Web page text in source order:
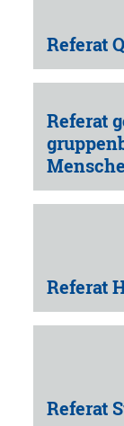
Referat
Referat
Referat
Referat